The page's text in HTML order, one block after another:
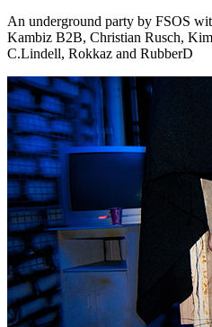
An underground party by FSOS
Kambiz B2B, Christian Rusch,
C.Lindell, Rokkaz and RubberD